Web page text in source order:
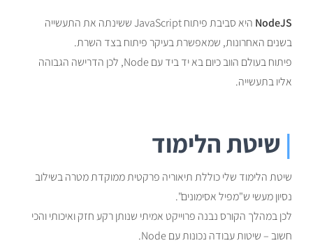
NodeJS
היא סביבת פיתוח JavaScript ששינתה את התעשייה
בשנים האחרונות, שמאפשרת בעיקר פיתוח בצד השרת.
פיתוח בעולם הווב כיום בא יד ביד עם Node, לכן הדרישה הגבוהה
אליו בתעשייה.
| שיטת הלימוד
שיטת הלימוד שלי כוללת תיאוריה פרקטית ממוקדת מטרה בשילוב
נסיון מעשי ש"מפיל אסימונים".
לכן במהלך הקורס נבנה פרוייקט אמיתי שנותן רקע חזק ואיכותי והכי
חשוב – שיטות עבודה נכונות עם Node.